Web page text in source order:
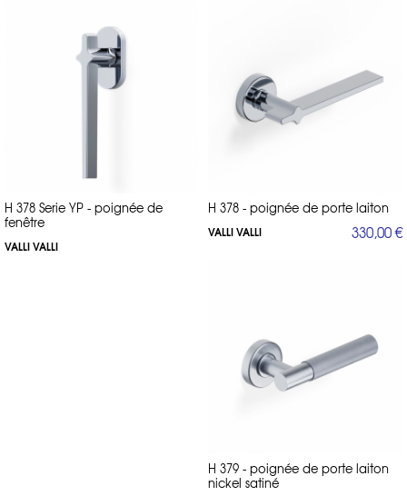
H 378 Serie YP - poignée de
fenêtre
VALLI VALLI
H 378 - poignée de porte laiton
VALLI VALLI 330,00 €
H 379 - poignée de porte laiton
nickel satiné